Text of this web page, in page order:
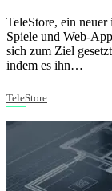
TeleStore, ein
Spiele und Web-
sich zum Ziel
indem es ihn…
TeleStore